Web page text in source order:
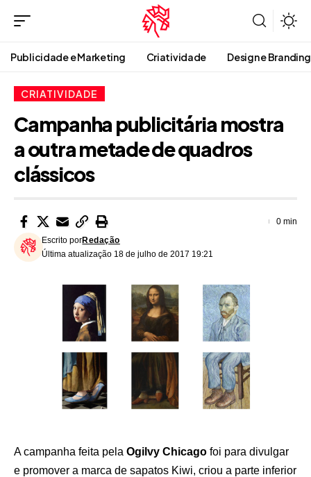
Publicidade e Marketing Criatividade Design e Branding
CRIATIVIDADE
Campanha publicitária mostra
a outra metade de quadros
clássicos
Última atualização 18 de julho de 2017 19:21
Escrito porRedação
0 min
A campanha feita pela Ogilvy Chicago foi para divulgar
e promover a marca de sapatos Kiwi, criou a parte inferior